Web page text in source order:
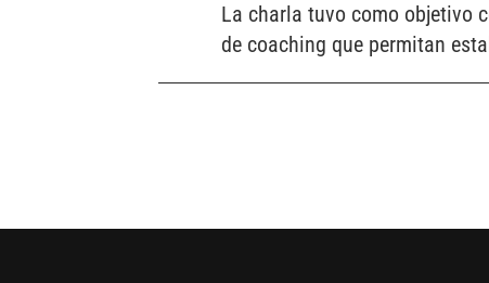
La charla tuvo como objetivo
de coaching que permitan